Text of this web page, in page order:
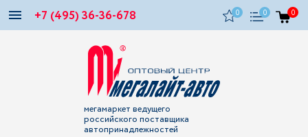
+7 (495) 36-36-678 0 0 0
мегамаркет ведущего
российского поставщика
автопринадлежностей